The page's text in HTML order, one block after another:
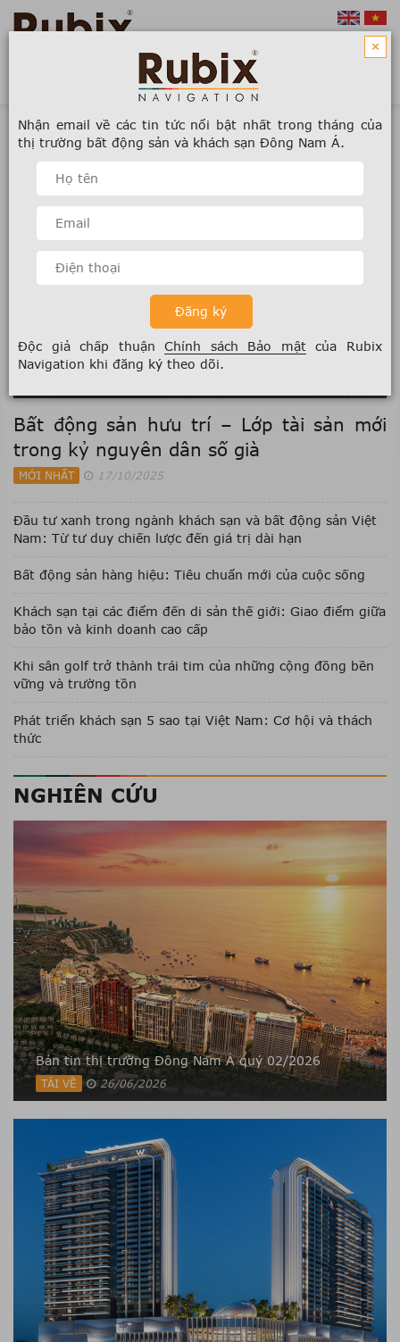
Bất động sản hưu trí – Lớp tài sản mới
trong kỷ nguyên dân số già
MỚI NHẤT 17/10/2025
Đầu tư xanh trong ngành khách sạn và bất động sản Việt
Nam: Từ tư duy chiến lược đến giá trị dài hạn
Bất động sản hàng hiệu: Tiêu chuẩn mới của cuộc sống
Khách sạn tại các điểm đến di sản thế giới: Giao điểm giữa
bảo tồn và kinh doanh cao cấp
Khi sân golf trở thành trái tim của những cộng đồng bền
vững và trường tồn
Phát triển khách sạn 5 sao tại Việt Nam: Cơ hội và thách
thức
NGHIÊN CỨU
Bản tin thị trường Đông Nam Á quý 02/2026
TẢI VỀ 26/06/2026
×
Nhận email về các tin tức nổi bật nhất trong tháng của
thị trường bất động sản và khách sạn Đông Nam Á.
Độc giả chấp thuậnChính sách Bảo mậtcủa Rubix
Navigation khi đăng ký theo dõi.